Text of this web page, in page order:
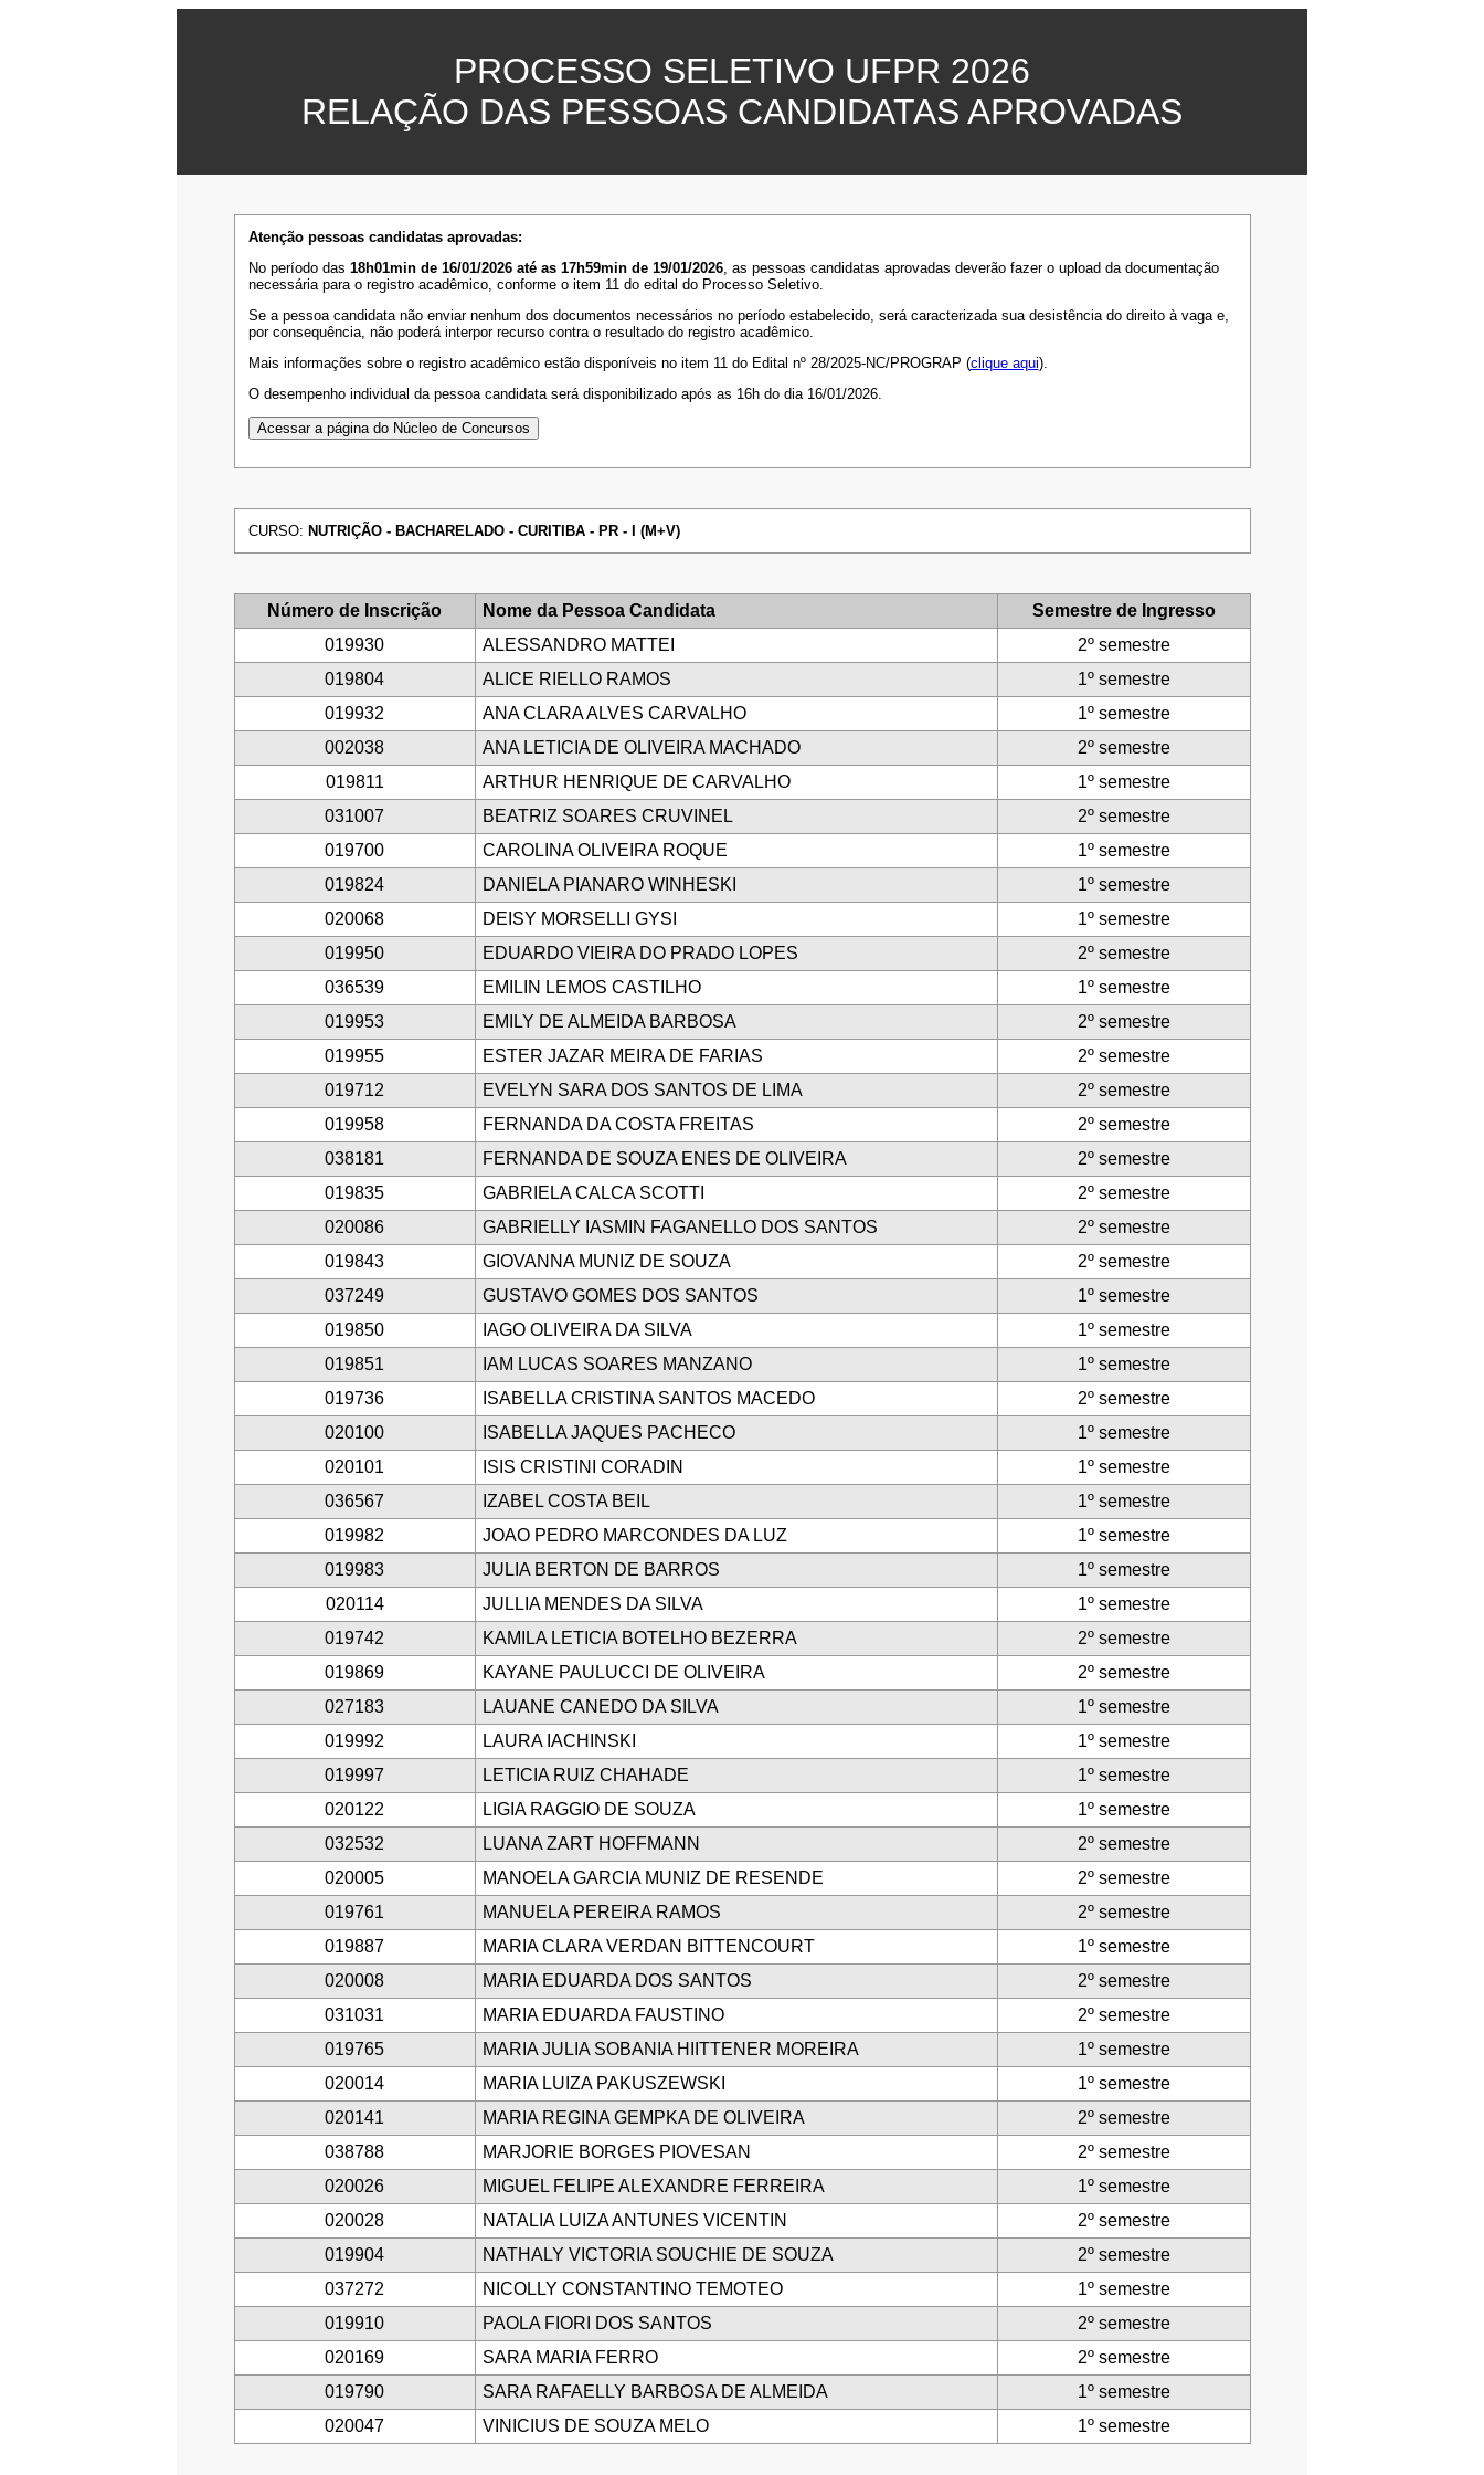
PROCESSO SELETIVO UFPR 2026
RELAÇÃO DAS PESSOAS CANDIDATAS APROVADAS
Atenção pessoas candidatas aprovadas:
No período das 18h01min de 16/01/2026 até as 17h59min de 19/01/2026, as pessoas candidatas aprovadas deverão fazer o upload da documentação
necessária para o registro acadêmico, conforme o item 11 do edital do Processo Seletivo.
Se a pessoa candidata não enviar nenhum dos documentos necessários no período estabelecido, será caracterizada sua desistência do direito à vaga e,
por consequência, não poderá interpor recurso contra o resultado do registro acadêmico.
Mais informações sobre o registro acadêmico estão disponíveis no item 11 do Edital nº 28/2025-NC/PROGRAP (clique aqui).
O desempenho individual da pessoa candidata será disponibilizado após as 16h do dia 16/01/2026.
CURSO: NUTRIÇÃO - BACHARELADO - CURITIBA - PR - I (M+V)
Número de Inscrição Nome da Pessoa Candidata
Semestre de Ingresso
019930
ALESSANDRO MATTEI
2º semestre
019804
ALICE RIELLO RAMOS
1º semestre
019932
ANA CLARA ALVES CARVALHO
1º semestre
002038
ANA LETICIA DE OLIVEIRA MACHADO
2º semestre
019811
ARTHUR HENRIQUE DE CARVALHO
1º semestre
031007
BEATRIZ SOARES CRUVINEL
2º semestre
019700
CAROLINA OLIVEIRA ROQUE
1º semestre
019824
DANIELA PIANARO WINHESKI
1º semestre
020068
DEISY MORSELLI GYSI
1º semestre
019950
EDUARDO VIEIRA DO PRADO LOPES
2º semestre
036539
EMILIN LEMOS CASTILHO
1º semestre
019953
EMILY DE ALMEIDA BARBOSA
2º semestre
019955
ESTER JAZAR MEIRA DE FARIAS
2º semestre
019712
EVELYN SARA DOS SANTOS DE LIMA
2º semestre
019958
FERNANDA DA COSTA FREITAS
2º semestre
038181
FERNANDA DE SOUZA ENES DE OLIVEIRA
2º semestre
019835
GABRIELA CALCA SCOTTI
2º semestre
020086
GABRIELLY IASMIN FAGANELLO DOS SANTOS
2º semestre
019843
GIOVANNA MUNIZ DE SOUZA
2º semestre
037249
GUSTAVO GOMES DOS SANTOS
1º semestre
019850
IAGO OLIVEIRA DA SILVA
1º semestre
019851
IAM LUCAS SOARES MANZANO
1º semestre
019736
ISABELLA CRISTINA SANTOS MACEDO
2º semestre
020100
ISABELLA JAQUES PACHECO
1º semestre
020101
ISIS CRISTINI CORADIN
1º semestre
036567
IZABEL COSTA BEIL
1º semestre
019982
JOAO PEDRO MARCONDES DA LUZ
1º semestre
019983
JULIA BERTON DE BARROS
1º semestre
020114
JULLIA MENDES DA SILVA
1º semestre
019742
KAMILA LETICIA BOTELHO BEZERRA
2º semestre
019869
KAYANE PAULUCCI DE OLIVEIRA
2º semestre
027183
LAUANE CANEDO DA SILVA
1º semestre
019992
LAURA IACHINSKI
1º semestre
019997
LETICIA RUIZ CHAHADE
1º semestre
020122
LIGIA RAGGIO DE SOUZA
1º semestre
032532
LUANA ZART HOFFMANN
2º semestre
020005
MANOELA GARCIA MUNIZ DE RESENDE
2º semestre
019761
MANUELA PEREIRA RAMOS
2º semestre
019887
MARIA CLARA VERDAN BITTENCOURT
1º semestre
020008
MARIA EDUARDA DOS SANTOS
2º semestre
031031
MARIA EDUARDA FAUSTINO
2º semestre
019765
MARIA JULIA SOBANIA HIITTENER MOREIRA
1º semestre
020014
MARIA LUIZA PAKUSZEWSKI
1º semestre
020141
MARIA REGINA GEMPKA DE OLIVEIRA
2º semestre
038788
MARJORIE BORGES PIOVESAN
2º semestre
020026
MIGUEL FELIPE ALEXANDRE FERREIRA
1º semestre
020028
NATALIA LUIZA ANTUNES VICENTIN
2º semestre
019904
NATHALY VICTORIA SOUCHIE DE SOUZA
2º semestre
037272
NICOLLY CONSTANTINO TEMOTEO
1º semestre
019910
PAOLA FIORI DOS SANTOS
2º semestre
020169
SARA MARIA FERRO
2º semestre
019790
SARA RAFAELLY BARBOSA DE ALMEIDA
1º semestre
020047
VINICIUS DE SOUZA MELO 1º semestre